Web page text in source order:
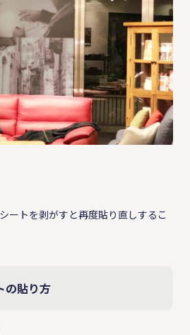
ートを剥がすと再度貼り直しするこ
の貼り方